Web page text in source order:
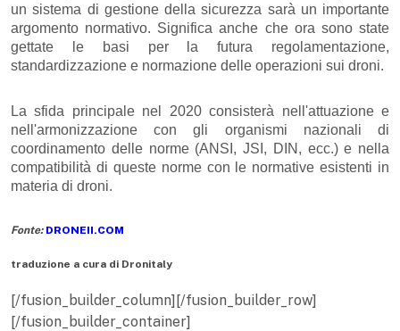
un sistema di gestione della sicurezza sarà un importante
argomento normativo. Significa anche che ora sono state
gettate le basi per la futura regolamentazione,
standardizzazione e normazione delle operazioni sui droni.
La sfida principale nel 2020 consisterà nell'attuazione e
nell'armonizzazione con gli organismi nazionali di
coordinamento delle norme (ANSI, JSI, DIN, ecc.) e nella
compatibilità di queste norme con le normative esistenti in
materia di droni.
Fonte: DRONEII.COM
traduzione a cura di Dronitaly
[/fusion_builder_column][/fusion_builder_row]
[/fusion_builder_container]